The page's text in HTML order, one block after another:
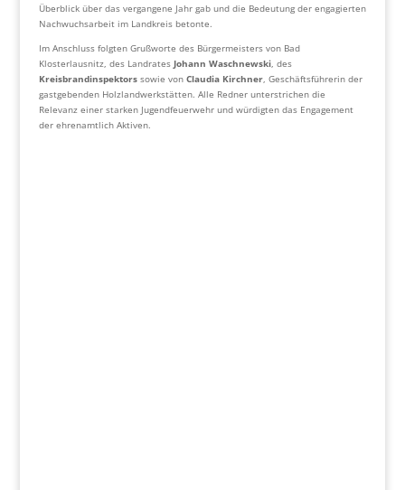
Überblick über das vergangene Jahr gab und die Bedeutung der engagierten
Nachwuchsarbeit im Landkreis betonte.
Im Anschluss folgten Grußworte des Bürgermeisters von Bad
Klosterlausnitz, des Landrates Johann Waschnewski, des
Kreisbrandinspektorssowie von Claudia Kirchner, Geschäftsführerin der
gastgebenden Holzlandwerkstätten. Alle Redner unterstrichen die
Relevanz einer starken Jugendfeuerwehr und würdigten das Engagement
der ehrenamtlich Aktiven.